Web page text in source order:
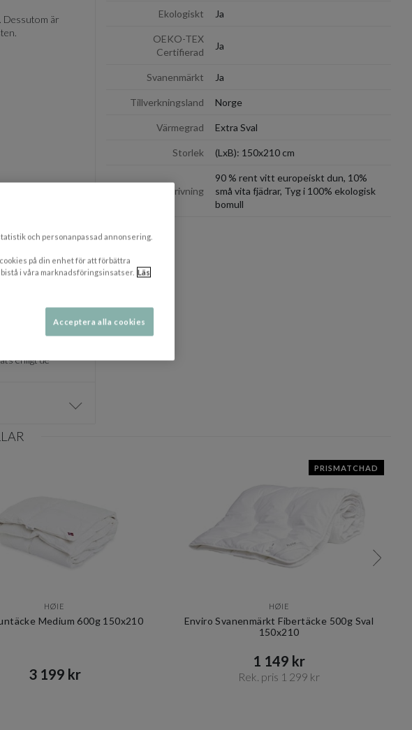
Dessutom är
enligt de
Visa/dölj
Ekologiskt Ja
OEKO-TEX
Certifierad
Ja
Svanenmärkt Ja
Tillverkningsland Norge
Värmegrad Extra Sval
Storlek (LxB): 150x210 cm
Materialbeskrivning
90 % rent vitt europeiskt dun, 10%
små vita fjädrar, Tyg i 100% ekologisk
bomull
HØIE
Medium 600g 150x210
3 199 kr​​
PRISMATCHAD
HØIE
Enviro Svanenmärkt Fibertäcke 500g Sval
150x210
1 149 kr​​
Rek. pris 1 299 kr​​
och personanpassad annonsering.
på din enhet för att förbättra
i våra marknadsföringsinsatser. Läs
Acceptera alla cookies